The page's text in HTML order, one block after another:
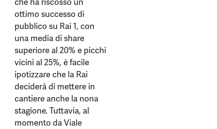
ottimo successo di
pubblico su Rai 1, con
una media di share
superiore al 20% e picchi
vicini al 25%, è facile
ipotizzare che la Rai
deciderà di mettere in
cantiere anche la nona
stagione. Tuttavia, al
momento da Viale